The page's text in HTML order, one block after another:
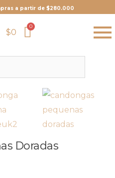
a partir de $280.000
$0
Doradas